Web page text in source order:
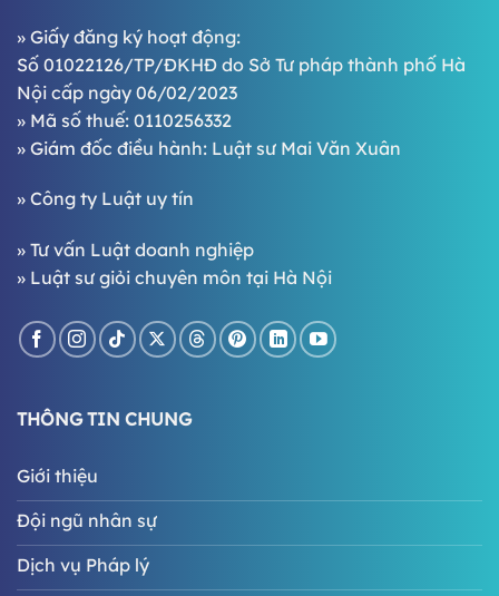
» Giấy đăng ký hoạt động:
Số 01022126/TP/ĐKHĐ do Sở Tư pháp thành phố Hà
Nội cấp ngày 06/02/2023
» Mã số thuế: 0110256332
» Giám đốc điều hành: Luật sư Mai Văn Xuân
» Công ty Luật uy tín
» Tư vấn Luật doanh nghiệp
» Luật sư giỏi chuyên môn tại Hà Nội
THÔNG TIN CHUNG
Giới thiệu
Đội ngũ nhân sự
Dịch vụ Pháp lý